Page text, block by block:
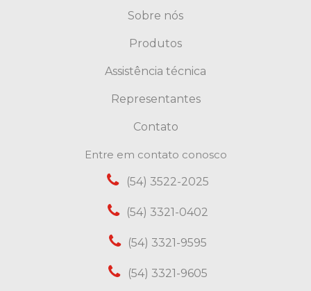
Sobre nós
Produtos
Assistência técnica
Representantes
Contato
Entre em contato conosco
(54) 3522-2025
(54) 3321-0402
(54) 3321-9595
(54) 3321-9605